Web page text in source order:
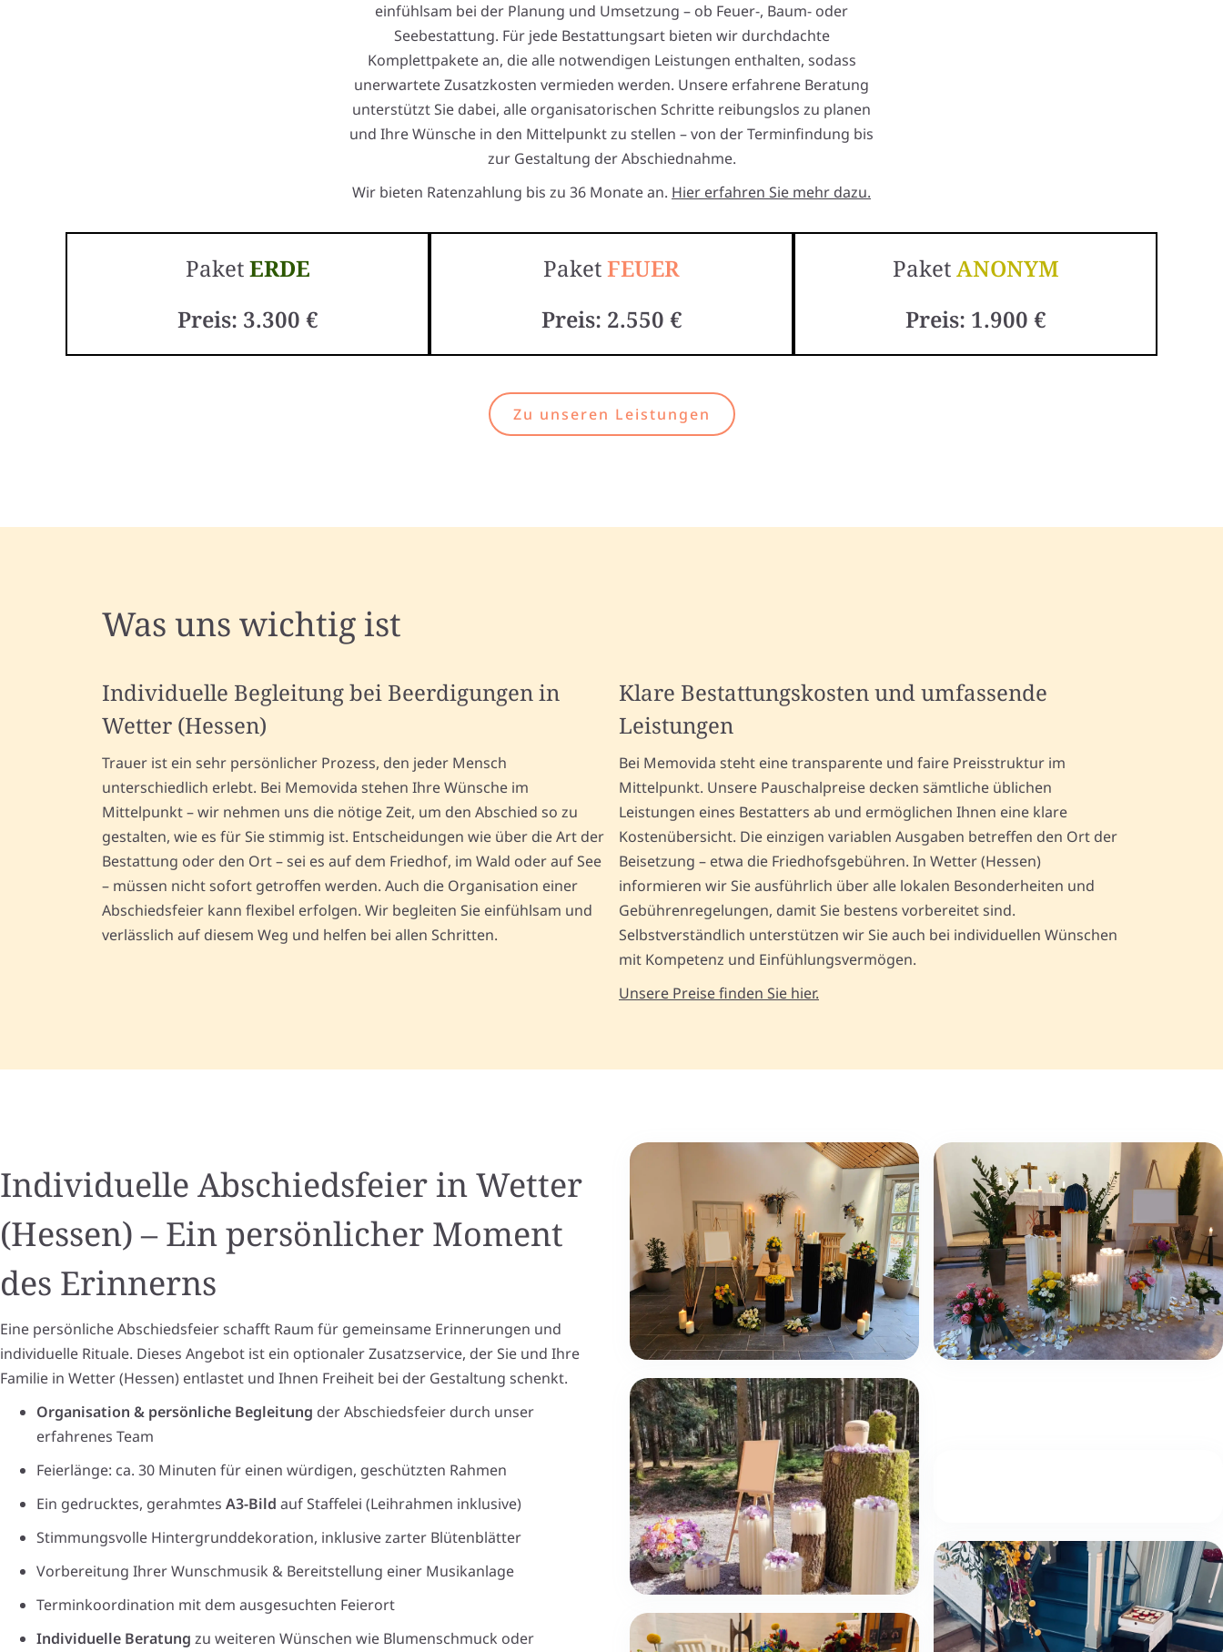
einfühlsam bei der Planung und Umsetzung – ob Feuer-, Baum- oder
Seebestattung. Für jede Bestattungsart bieten wir durchdachte
Komplettpakete an, die alle notwendigen Leistungen enthalten, sodass
unerwartete Zusatzkosten vermieden werden. Unsere erfahrene Beratung
unterstützt Sie dabei, alle organisatorischen Schritte reibungslos zu planen
und Ihre Wünsche in den Mittelpunkt zu stellen – von der Terminfindung bis
zur Gestaltung der Abschiednahme.
Wir bieten Ratenzahlung bis zu 36 Monate an. Hier erfahren Sie mehr dazu.
PaketERDE
Preis: 3.300 €
PaketFEUER
Preis: 2.550 €
PaketANONYM
Preis: 1.900 €
Zu unseren Leistungen
Was uns wichtig ist
Individuelle Begleitung bei Beerdigungen in
Wetter (Hessen)
Trauer ist ein sehr persönlicher Prozess, den jeder Mensch
unterschiedlich erlebt. Bei Memovida stehen Ihre Wünsche im
Mittelpunkt – wir nehmen uns die nötige Zeit, um den Abschied so zu
gestalten, wie es für Sie stimmig ist. Entscheidungen wie über die Art der
Bestattung oder den Ort – sei es auf dem Friedhof, im Wald oder auf See
– müssen nicht sofort getroffen werden. Auch die Organisation einer
Abschiedsfeier kann flexibel erfolgen. Wir begleiten Sie einfühlsam und
verlässlich auf diesem Weg und helfen bei allen Schritten.
Klare Bestattungskosten und umfassende
Leistungen
Bei Memovida steht eine transparente und faire Preisstruktur im
Mittelpunkt. Unsere Pauschalpreise decken sämtliche üblichen
Leistungen eines Bestatters ab und ermöglichen Ihnen eine klare
Kostenübersicht. Die einzigen variablen Ausgaben betreffen den Ort der
Beisetzung – etwa die Friedhofsgebühren. In Wetter (Hessen)
informieren wir Sie ausführlich über alle lokalen Besonderheiten und
Gebührenregelungen, damit Sie bestens vorbereitet sind.
Selbstverständlich unterstützen wir Sie auch bei individuellen Wünschen
mit Kompetenz und Einfühlungsvermögen.
Unsere Preise finden Sie hier.
Individuelle Abschiedsfeier in Wetter
(Hessen) – Ein persönlicher Moment
des Erinnerns
Eine persönliche Abschiedsfeier schafft Raum für gemeinsame Erinnerungen und
individuelle Rituale. Dieses Angebot ist ein optionaler Zusatzservice, der Sie und Ihre
Familie in Wetter (Hessen) entlastet und Ihnen Freiheit bei der Gestaltung schenkt.
Organisation & persönliche Begleitung der Abschiedsfeier durch unser
erfahrenes Team
Feierlänge: ca. 30 Minuten für einen würdigen, geschützten Rahmen
Ein gedrucktes, gerahmtes A3-Bild auf Staffelei (Leihrahmen inklusive)
Stimmungsvolle Hintergrunddekoration, inklusive zarter Blütenblätter
Vorbereitung Ihrer Wunschmusik & Bereitstellung einer Musikanlage
Terminkoordination mit dem ausgesuchten Feierort
Individuelle Beratung zu weiteren Wünschen wie Blumenschmuck oder